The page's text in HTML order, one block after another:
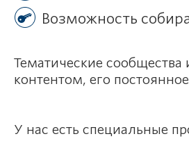
Возможность
Тематические
контентом, его
У нас есть специальные